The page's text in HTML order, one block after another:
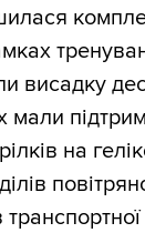
висадку
мали
на
транспортної